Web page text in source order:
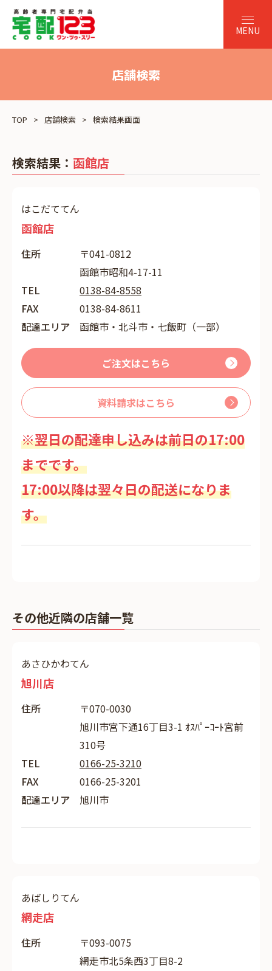
店舗検索
TOP 店舗検索 検索結果画面
検索結果： 函館店
はこだててん
函館店
住所
〒041-0812
函館市昭和4-17-11
TEL
0138-84-8558
FAX
0138-84-8611
配達エリア
函館市・北斗市・七飯町（一部）
ご注文はこちら
資料請求はこちら
※翌日の配達申し込みは前日の17:00
までです。
17:00以降は翌々日の配送になりま
す。
その他近隣の店舗一覧
あさひかわてん
旭川店
住所
〒070-0030
旭川市宮下通16丁目3-1 ｵｽﾊﾟｰｺｰﾄ宮前
310号
TEL
0166-25-3210
FAX
0166-25-3201
配達エリア
旭川市
あばしりてん
網走店
住所
〒093-0075
網走市北5条西3丁目8-2